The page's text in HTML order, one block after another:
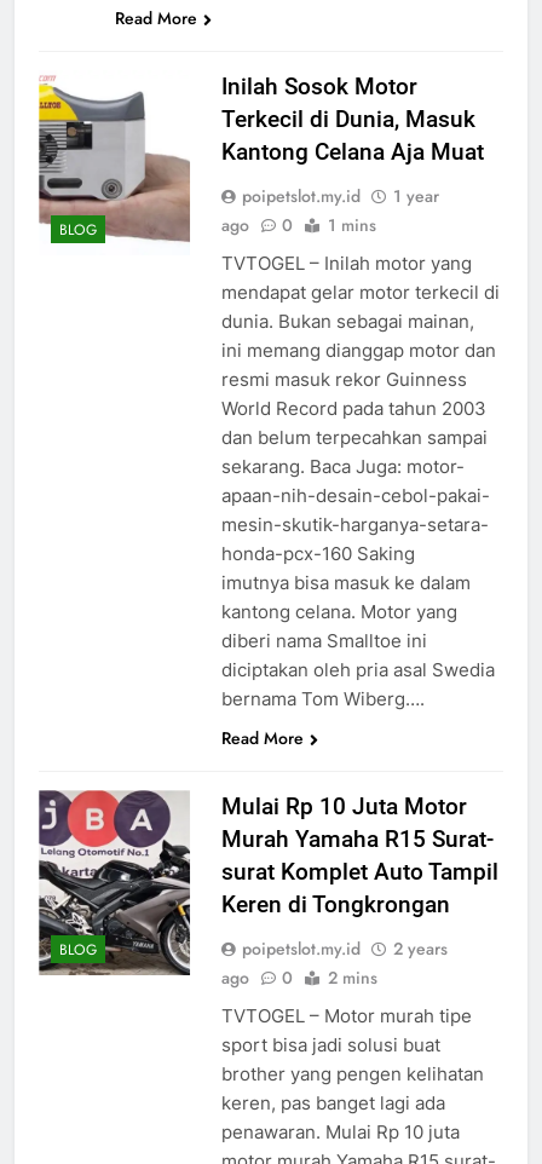
Read More
BLOG
Inilah Sosok Motor
Terkecil di Dunia, Masuk
Kantong Celana Aja Muat
poipetslot.my.id
1 year
ago
0 1 mins
TVTOGEL – Inilah motor yang
mendapat gelar motor terkecil di
dunia. Bukan sebagai mainan,
ini memang dianggap motor dan
resmi masuk rekor Guinness
World Record pada tahun 2003
dan belum terpecahkan sampai
sekarang. Baca Juga: motor-
apaan-nih-desain-cebol-pakai-
mesin-skutik-harganya-setara-
honda-pcx-160 Saking
imutnya bisa masuk ke dalam
kantong celana. Motor yang
diberi nama Smalltoe ini
diciptakan oleh pria asal Swedia
bernama Tom Wiberg….
Read More
BLOG
Mulai Rp 10 Juta Motor
Murah Yamaha R15 Surat-
surat Komplet Auto Tampil
Keren di Tongkrongan
poipetslot.my.id
2 years
ago
0 2 mins
TVTOGEL – Motor murah tipe
sport bisa jadi solusi buat
brother yang pengen kelihatan
keren, pas banget lagi ada
penawaran. Mulai Rp 10 juta